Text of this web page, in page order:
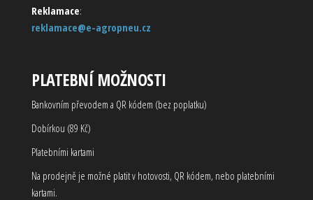
Reklamace:
reklamace@e-agropneu.cz
PLATEBNÍ MOŽNOSTI
Bankovním převodem a QR kódem (bez poplatku)
Dobírkou (89 Kč)
Platebními kartami
Na prodejně je možné platit v hotovosti, QR kódem, nebo platebními
kartami.